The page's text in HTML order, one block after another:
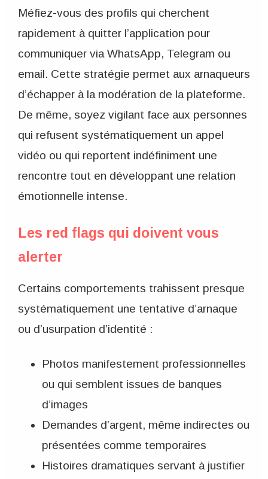
Méfiez-vous des profils qui cherchent
rapidement à quitter l’application pour
communiquer via WhatsApp, Telegram ou
email. Cette stratégie permet aux arnaqueurs
d’échapper à la modération de la plateforme.
De même, soyez vigilant face aux personnes
qui refusent systématiquement un appel
vidéo ou qui reportent indéfiniment une
rencontre tout en développant une relation
émotionnelle intense.
Les red flags qui doivent vous
alerter
Certains comportements trahissent presque
systématiquement une tentative d’arnaque
ou d’usurpation d’identité :
Photos manifestement professionnelles
ou qui semblent issues de banques
d’images
Demandes d’argent, même indirectes ou
présentées comme temporaires
Histoires dramatiques servant à justifier